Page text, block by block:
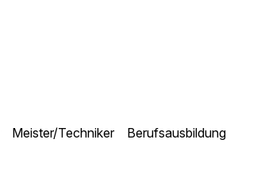
Meister/Techniker Berufsausbildung